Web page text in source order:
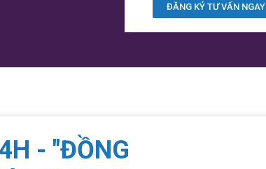
ĐĂNG KÝ TƯ VẤN NGAY
- "ĐỒNG